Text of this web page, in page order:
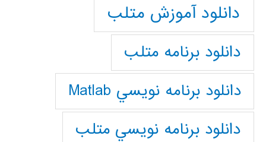
دانلود آموزش متلب
دانلود برنامه متلب
دانلود برنامه نويسي Matlab
دانلود برنامه نويسي متلب